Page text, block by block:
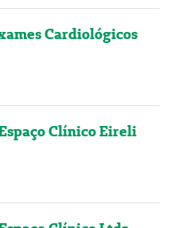
Cardiológicos
Clínico Eireli